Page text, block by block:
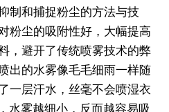
制和捕捉粉尘的方法与技
粉尘的吸附性好，大幅提高
，避开了传统喷雾技术的弊
出的水雾像毛毛细雨一样随
一层汗水，丝毫不会喷湿衣
水雾越细小，反而越容易吸